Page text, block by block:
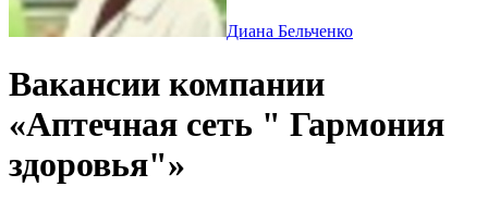
Диана Бельченко
Вакансии компании
«Аптечная сеть " Гармония
здоровья"»